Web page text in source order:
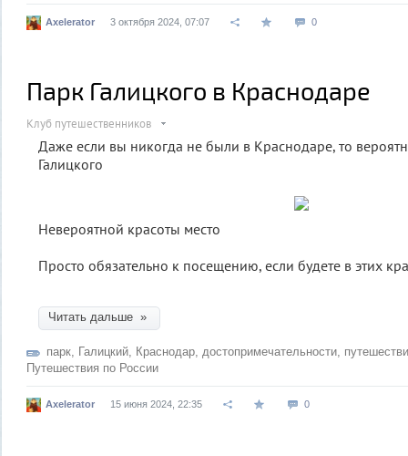
Axelerator 3 октября 2024, 07:07 0
Парк Галицкого в Краснодаре
Клуб путешественников
Даже если вы никогда не были в Краснодаре, то
Галицкого
Невероятной красоты место
Просто обязательно к посещению, если будете в этих
Читать дальше »
парк Галицкий Краснодар достопримечательности
Путешествия по России
Axelerator 15 июня 2024, 22:35 0